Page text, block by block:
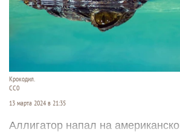
Крокодил.
СС0
13 марта 2024 в 21:35
Аллигатор напал на